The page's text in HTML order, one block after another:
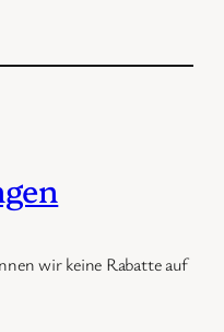
wir keine Rabatte auf